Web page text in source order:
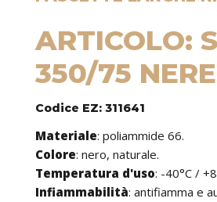
ARTICOLO:
350/75 NERE
Codice EZ: 311641
Materiale: poliammide 66.
Colore: nero, naturale.
Temperatura d'uso: -40°C /
Infiammabilità: antifiamma e